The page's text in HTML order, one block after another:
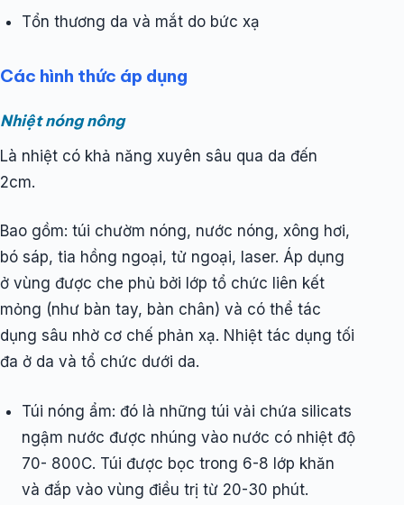
Tổn thương da và mắt do bức xạ
Các hình thức áp dụng
Nhiệt nóng nông
Là nhiệt có khả năng xuyên sâu qua da đến
2cm.
Bao gồm: túi chườm nóng, nước nóng, xông hơi,
bó sáp, tia hồng ngoại, tử ngoại, laser. Áp dụng
ở vùng được che phủ bởi lớp tổ chức liên kết
mỏng (như bàn tay, bàn chân) và có thể tác
dụng sâu nhờ cơ chế phản xạ. Nhiệt tác dụng tối
đa ở da và tổ chức dưới da.
Túi nóng ẩm: đó là những túi vải chứa silicats
ngậm nước được nhúng vào nước có nhiệt độ
70- 800C. Túi được bọc trong 6-8 lớp khăn
và đắp vào vùng điều trị từ 20-30 phút.